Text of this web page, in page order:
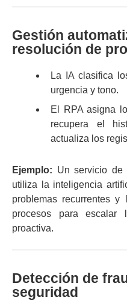
Gestión
resolución de
La IA clasifica
urgencia y tono.
El RPA asigna
recupera el
actualiza los
Ejemplo: Un servicio de
utiliza la inteligencia
problemas recurrentes y
procesos para escalar
proactiva.
Detección de
seguridad